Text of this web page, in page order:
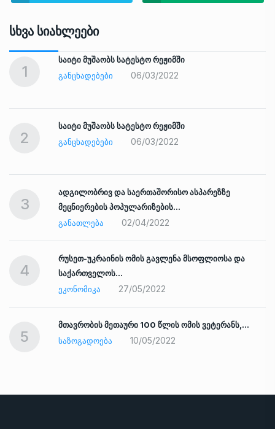
Სხვა Სიახლეები
1
საიტი მუშაობს სატესტო რეჟიმში
ᲒᲐᲜᲪᲮᲐᲓᲔᲑᲔᲑᲘ
06/03/2022
2
საიტი მუშაობს სატესტო რეჟიმში
ᲒᲐᲜᲪᲮᲐᲓᲔᲑᲔᲑᲘ
06/03/2022
3
ადგილობრივ და საერთაშორისო ასპარეზზე
მეცნიერების პოპულარიზების…
ᲒᲐᲜᲐᲗᲚᲔᲑᲐ
02/04/2022
4
რუსეთ-უკრაინის ომის გავლენა მსოფლიოსა და
საქართველოს…
ᲔᲙᲝᲜᲝᲛᲘᲙᲐ
27/05/2022
5
მთავრობის მეთაური 100 წლის ომის ვეტერანს,…
ᲡᲐᲖᲝᲒᲐᲓᲝᲔᲑᲐ
10/05/2022